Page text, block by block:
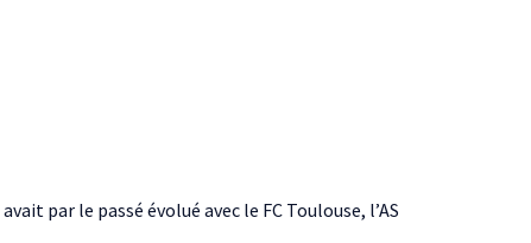
par le passé évolué avec le FC Toulouse, l’AS